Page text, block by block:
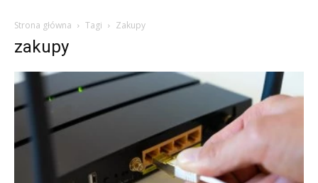
Strona główna Tagi Zakupy
zakupy